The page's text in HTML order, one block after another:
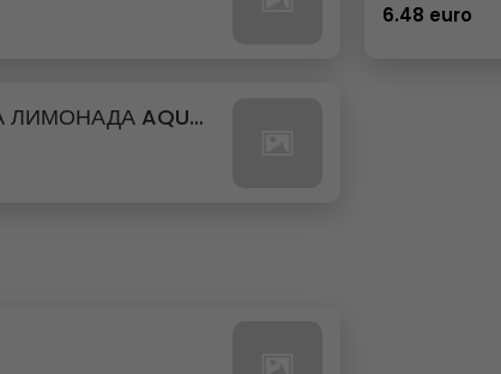
6.48 euro
ЗАМЯНА НА ЛИМОНАДА AQUA 12бр. - 500мл